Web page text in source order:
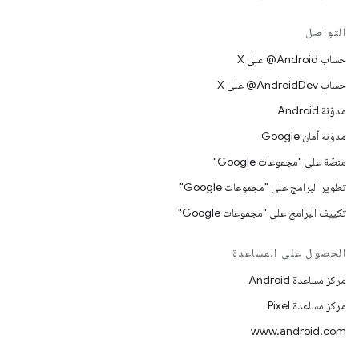
التواصل
حساب ‎@Android على X
حساب ‎@AndroidDev على X
مدوّنة Android
مدوّنة أمان Google
منصّة على "مجموعات Google"
تطوير البرامج على "مجموعات Google"
تكييف البرامج على "مجموعات Google"
الحصول على المساعدة
مركز مساعدة Android
مركز مساعدة Pixel
www.android.com